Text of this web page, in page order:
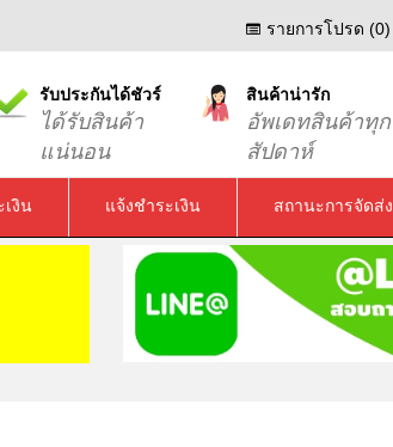
รายการโปรด (0)
รับประกันได้ชัวร์
ได้รับสินค้า
แน่นอน
สินค้าน่ารัก
อัพเดทสินค้าทุก
สัปดาห์
งิน แจ้งชำระเงิน สถานะการจัดส่ง